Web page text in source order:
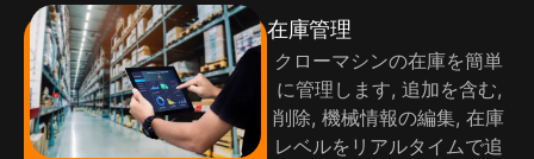
在庫管理
クローマシンの在庫を簡単
に管理します, 追加を含む,
削除, 機械情報の編集, 在庫
レベルをリアルタイムで追